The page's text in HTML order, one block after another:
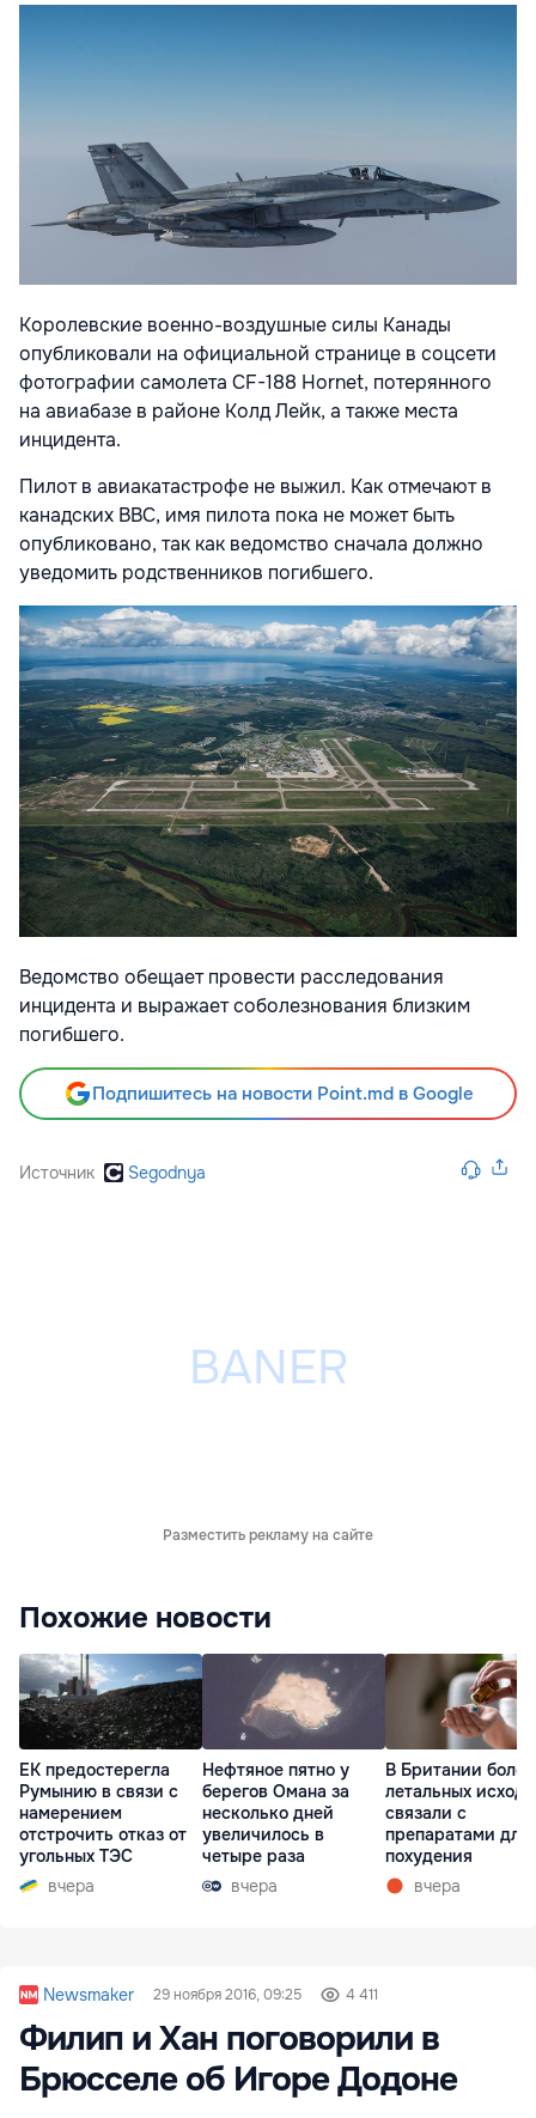
Королевские военно-воздушные силы Канады
опубликовали на официальной странице в соцсети
фотографии самолета CF-188 Hornet, потерянного
на авиабазе в районе Колд Лейк, а также места
инцидента.
Пилот в авиакатастрофе не выжил. Как отмечают в
канадских ВВС, имя пилота пока не может быть
опубликовано, так как ведомство сначала должно
уведомить родственников погибшего.
Ведомство обещает провести расследования
инцидента и выражает соболезнования близким
погибшего.
Подпишитесь на новости Point.md в Google
Источник Segodnya
Разместить рекламу на сайте
Похожие новости
ЕК предостерегла
Румынию в связи с
намерением
отстрочить отказ от
угольных ТЭС
вчера
Нефтяное пятно у
берегов Омана за
несколько дней
увеличилось в
четыре раза
вчера
В Британии
летальных
связали с
препаратами для
похудения
вчера
Newsmaker 29 ноября 2016, 09:25 4 411
Филип и Хан поговорили в
Брюсселе об Игоре Додоне